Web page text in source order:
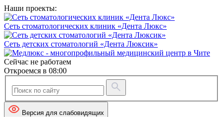
Наши проекты:
Сеть стоматологических клиник «Дента Люкс»
Сеть детских стоматологий «Дента Люксик»
Сейчас не работаем
Откроемся в 08:00
Версия для слабовидящих